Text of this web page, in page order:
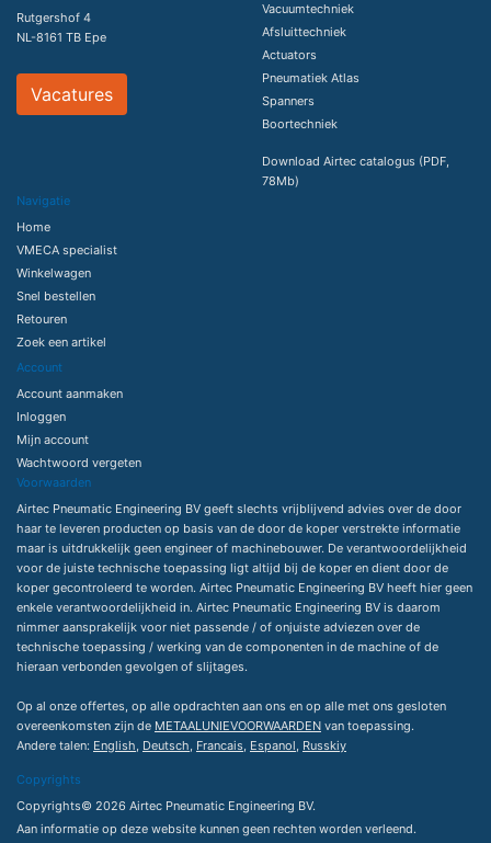
Rutgershof 4
NL-8161 TB Epe
Vacatures
Vacuumtechniek
Afsluittechniek
Actuators
Pneumatiek Atlas
Spanners
Boortechniek
Download Airtec catalogus (PDF,
78Mb)
Navigatie
Home
VMECA specialist
Winkelwagen
Snel bestellen
Retouren
Zoek een artikel
Account
Account aanmaken
Inloggen
Mijn account
Wachtwoord vergeten
Voorwaarden
Airtec Pneumatic Engineering BV geeft slechts vrijblijvend advies over de door
haar te leveren producten op basis van de door de koper verstrekte informatie
maar is uitdrukkelijk geen engineer of machinebouwer. De verantwoordelijkheid
voor de juiste technische toepassing ligt altijd bij de koper en dient door de
koper gecontroleerd te worden. Airtec Pneumatic Engineering BV heeft hier geen
enkele verantwoordelijkheid in. Airtec Pneumatic Engineering BV is daarom
nimmer aansprakelijk voor niet passende / of onjuiste adviezen over de
technische toepassing / werking van de componenten in de machine of de
hieraan verbonden gevolgen of slijtages.
Op al onze offertes, op alle opdrachten aan ons en op alle met ons gesloten
overeenkomsten zijn de METAALUNIEVOORWAARDEN van toepassing.
Andere talen: English, Deutsch, Francais, Espanol, Russkiy
Copyrights
Copyrights© 2026 Airtec Pneumatic Engineering BV.
Aan informatie op deze website kunnen geen rechten worden verleend.